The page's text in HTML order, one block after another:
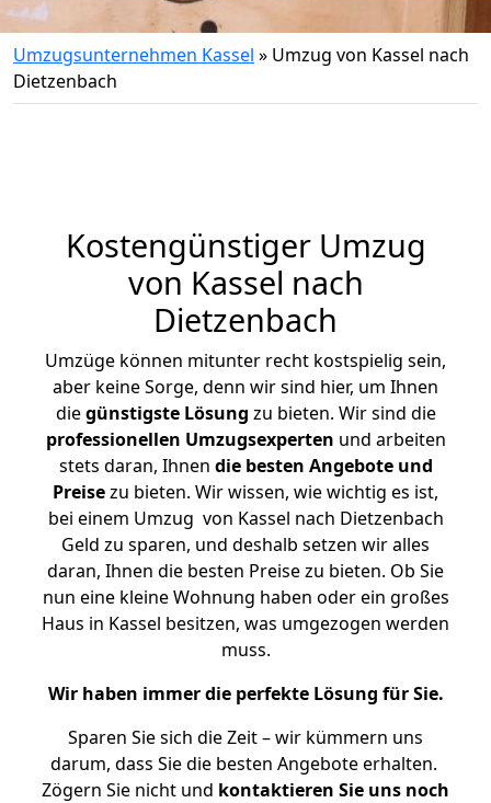
Umzugsunternehmen Kassel » Umzug von Kassel nach
Dietzenbach
Kostengünstiger Umzug
von Kassel nach
Dietzenbach
Umzüge können mitunter recht kostspielig sein,
aber keine Sorge, denn wir sind hier, um Ihnen
diegünstigste Lösung zu bieten. Wir sind die
professionellen Umzugsexperten und arbeiten
stets daran, Ihnen die besten Angebote und
Preisezu bieten. Wir wissen, wie wichtig es ist,
bei einem Umzug von Kassel nach Dietzenbach
Geld zu sparen, und deshalb setzen wir alles
daran, Ihnen die besten Preise zu bieten. Ob Sie
nun eine kleine Wohnung haben oder ein großes
Haus in Kassel besitzen, was umgezogen werden
muss.
Wir haben immer die perfekte Lösung für Sie.
Sparen Sie sich die Zeit – wir kümmern uns
darum, dass Sie die besten Angebote erhalten.
Zögern Sie nicht und kontaktieren Sie uns noch